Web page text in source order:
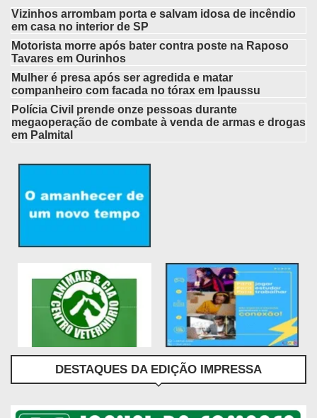
Vizinhos arrombam porta e salvam idosa de incêndio
em casa no interior de SP
Motorista morre após bater contra poste na Raposo
Tavares em Ourinhos
Mulher é presa após ser agredida e matar
companheiro com facada no tórax em Ipaussu
Polícia Civil prende onze pessoas durante
megaoperação de combate à venda de armas e drogas
em Palmital
DESTAQUES DA EDIÇÃO IMPRESSA